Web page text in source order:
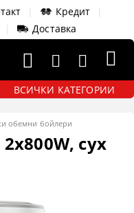
Кредит
Доставка
ВСИЧКИ КАТЕГОРИИ
обемни бойлери
сух